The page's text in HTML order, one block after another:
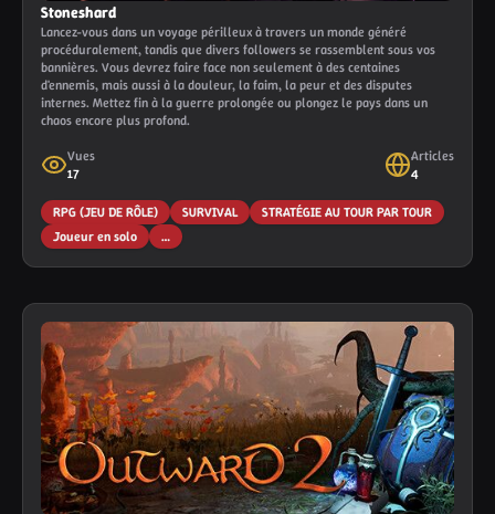
Stoneshard
Lancez-vous dans un voyage périlleux à travers un monde généré
procéduralement, tandis que divers followers se rassemblent sous vos
bannières. Vous devrez faire face non seulement à des centaines
d'ennemis, mais aussi à la douleur, la faim, la peur et des disputes
internes. Mettez fin à la guerre prolongée ou plongez le pays dans un
chaos encore plus profond.
Vues
17
Articles
4
RPG (JEU DE RÔLE) SURVIVAL
STRATÉGIE AU TOUR PAR TOUR
Joueur en solo
…